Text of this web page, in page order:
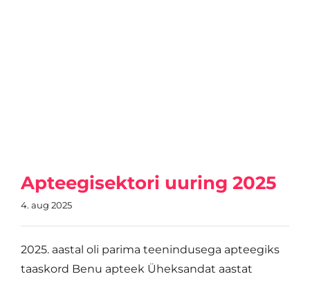
Apteegisektori uuring 2025
4. aug 2025
2025. aastal oli parima teenindusega apteegiks
taaskord Benu apteek Üheksandat aastat